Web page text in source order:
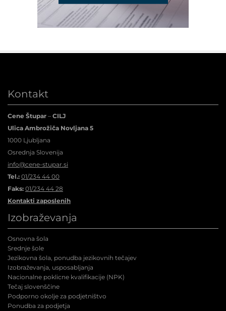
Kontakt
Cene Štupar – CILJ
Ulica Ambrožiča Novljana 5
1000 Ljubljana
Osrednja Slovenija
info@cene-stupar.si
Tel.: 01/234 44 00
Faks: 01/234 44 28
Kontakti zaposlenih
Izobraževanja
Osnovna šola
Srednje šole
Jezikovna šola, ponudba jezikovnih tečajev
Izobraževanja, usposabljanja
Nacionalne poklicne kvalifikacije (NPK)
Tečaj slovenščine
Podporno okolje za podjetništvo
Ponudba za podjetja